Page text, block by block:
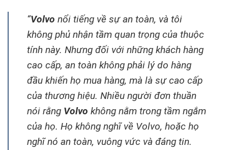
“Volvo nổi tiếng về sự an toàn, và tôi
không phủ nhận tầm quan trọng của thuộc
tính này. Nhưng đối với những khách hàng
cao cấp, an toàn không phải lý do hàng
đầu khiến họ mua hàng, mà là sự cao cấp
của thương hiệu. Nhiều người đơn thuần
nói rằng Volvo không nằm trong tầm ngắm
của họ. Họ không nghĩ về Volvo, hoặc họ
nghĩ nó an toàn, vuông vức và đáng tin.